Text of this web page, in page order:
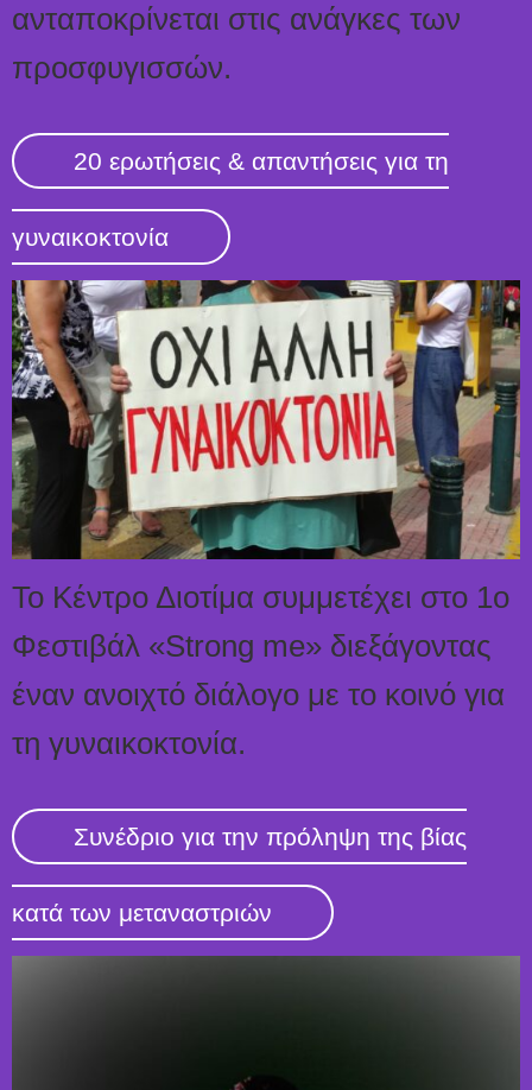
ανταποκρίνεται στις ανάγκες των
προσφυγισσών.
20 ερωτήσεις & απαντήσεις για τη
γυναικοκτονία
Το Κέντρο Διοτίμα συμμετέχει στο 1ο
Φεστιβάλ «Strong me» διεξάγοντας
έναν ανοιχτό διάλογο με το κοινό για
τη γυναικοκτονία.
Συνέδριο για την πρόληψη της βίας
κατά των μεταναστριών